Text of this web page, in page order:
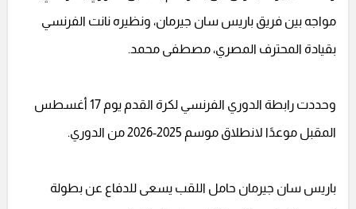
مواجه بين فريق باريس سان جيرمان، ونظيره نانت الفرنسي
بقيادة المحترف المصري، مصطفى محمد.
وحددت رابطة الدوري الفرنسي لكرة القدم يوم 17 أغسطس
المقبل موعدًا لانطلاق موسم 2025-2026 من الدوري.
باريس سان جيرمان حامل اللقب يسعى للدفاع عن بطولة